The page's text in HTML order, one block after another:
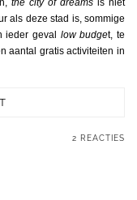
als deze stad is, sommige
ieder geval low budget, te
aantal gratis activiteiten in
2 REACTIES